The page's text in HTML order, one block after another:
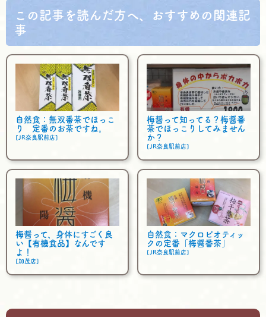
b
o
t
r
この記事を読んだ方へ、おすすめの関連記
事
自然食：無双番茶でほっこ
り 定番のお茶ですね。
[JR奈良駅前店]
梅醤って知ってる？梅醤番
茶でほっこりしてみません
か？
[JR奈良駅前店]
梅醤って、身体にすごく良
い【有機食品】なんです
よ！
[加茂店]
自然食：マクロビオティッ
クの定番「梅醤番茶」
[JR奈良駅前店]